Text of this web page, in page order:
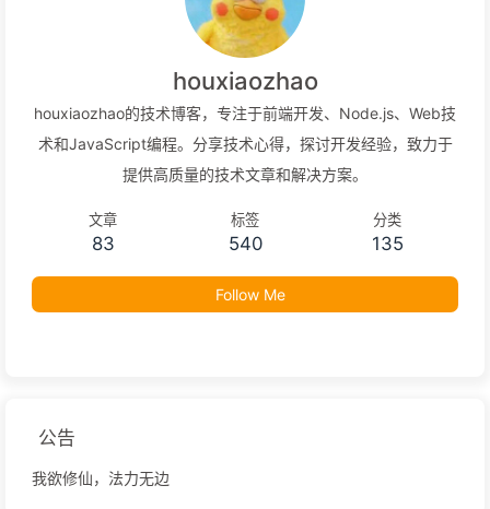
houxiaozhao
houxiaozhao的技术博客，专注于前端开发、Node.js、Web技
术和JavaScript编程。分享技术心得，探讨开发经验，致力于
提供高质量的技术文章和解决方案。
文章
83
标签
540
分类
135
Follow Me
公告
我欲修仙，法力无边